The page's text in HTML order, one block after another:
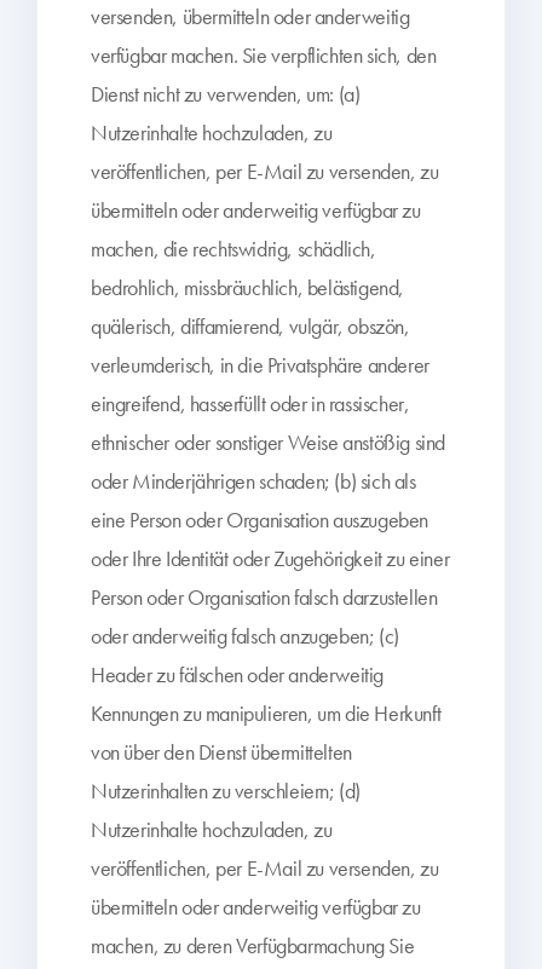
versenden, übermitteln oder anderweitig
verfügbar machen. Sie verpflichten sich, den
Dienst nicht zu verwenden, um: (a)
Nutzerinhalte hochzuladen, zu
veröffentlichen, per E-Mail zu versenden, zu
übermitteln oder anderweitig verfügbar zu
machen, die rechtswidrig, schädlich,
bedrohlich, missbräuchlich, belästigend,
quälerisch, diffamierend, vulgär, obszön,
verleumderisch, in die Privatsphäre anderer
eingreifend, hasserfüllt oder in rassischer,
ethnischer oder sonstiger Weise anstößig sind
oder Minderjährigen schaden; (b) sich als
eine Person oder Organisation auszugeben
oder Ihre Identität oder Zugehörigkeit zu einer
Person oder Organisation falsch darzustellen
oder anderweitig falsch anzugeben; (c)
Header zu fälschen oder anderweitig
Kennungen zu manipulieren, um die Herkunft
von über den Dienst übermittelten
Nutzerinhalten zu verschleiern; (d)
Nutzerinhalte hochzuladen, zu
veröffentlichen, per E-Mail zu versenden, zu
übermitteln oder anderweitig verfügbar zu
machen, zu deren Verfügbarmachung Sie